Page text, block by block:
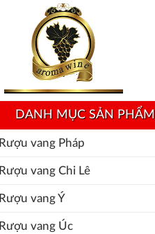
DANH MỤC SẢN PHẨM
Rượu vang Pháp
Rượu vang Chi Lê
Rượu vang Ý
Rượu vang Úc